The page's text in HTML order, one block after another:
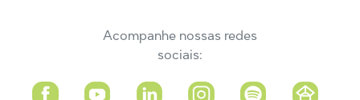
Acompanhe nossas redes
sociais: